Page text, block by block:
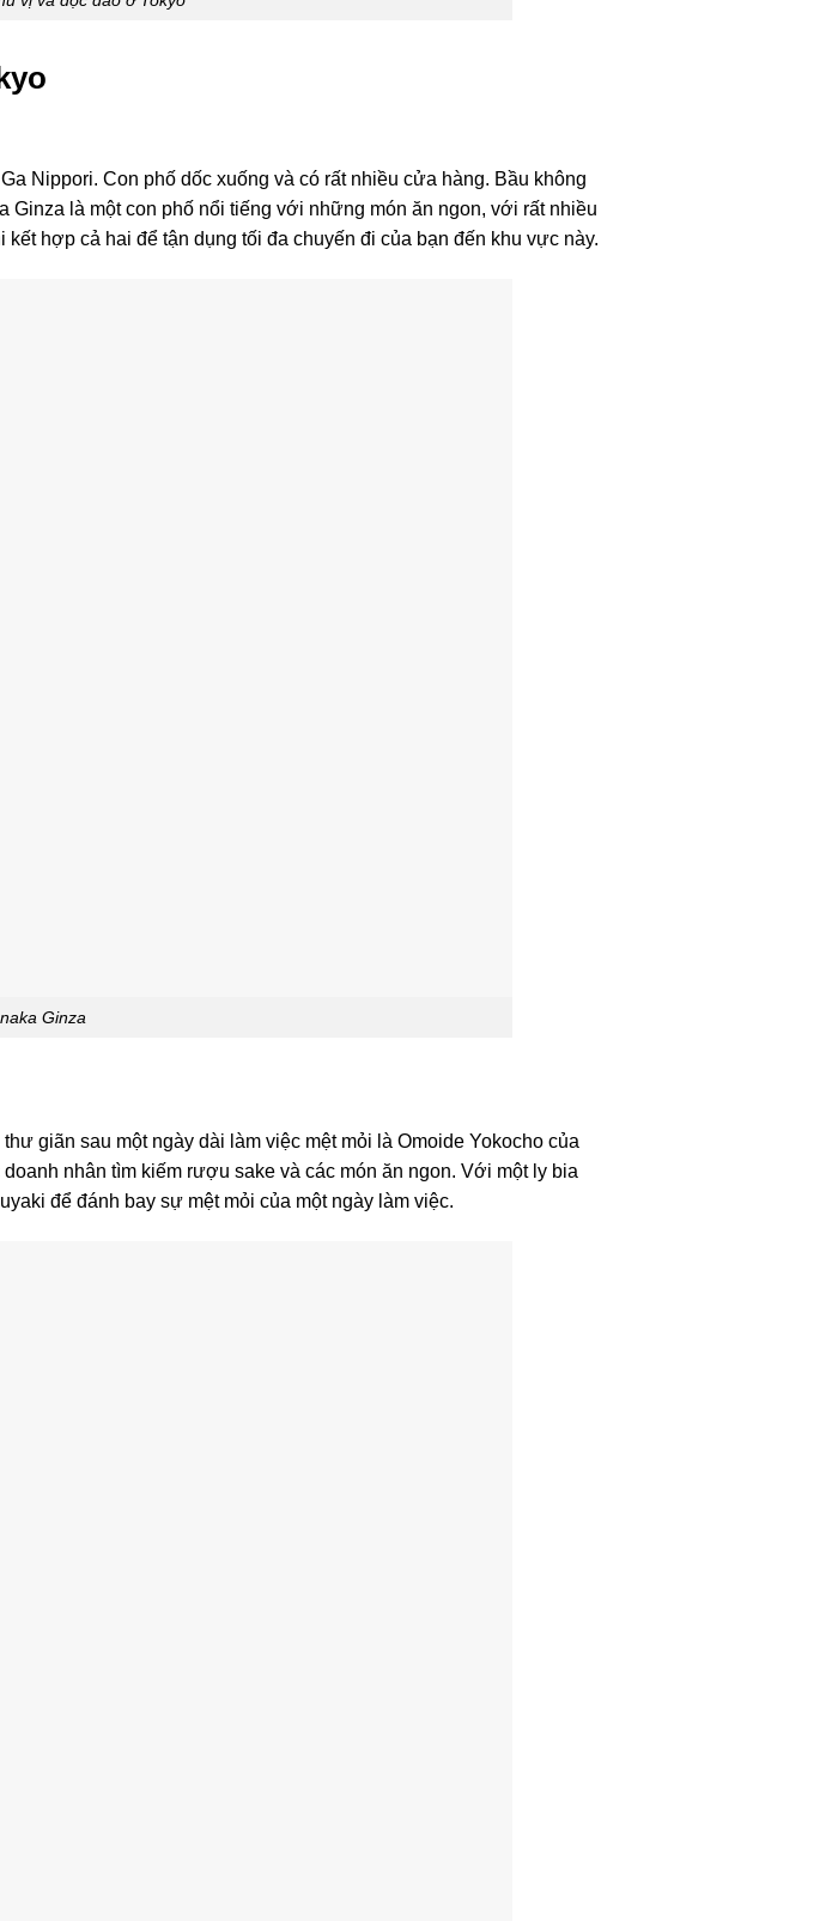
Nippori. Con phố dốc xuống và có rất nhiều cửa hàng. Bầu không
là một con phố nổi tiếng với những món ăn ngon, với rất nhiều
hợp cả hai để tận dụng tối đa chuyến đi của bạn đến khu vực này.
Ginza
giãn sau một ngày dài làm việc mệt mỏi là Omoide Yokocho của
nhân tìm kiếm rượu sake và các món ăn ngon. Với một ly bia
để đánh bay sự mệt mỏi của một ngày làm việc.